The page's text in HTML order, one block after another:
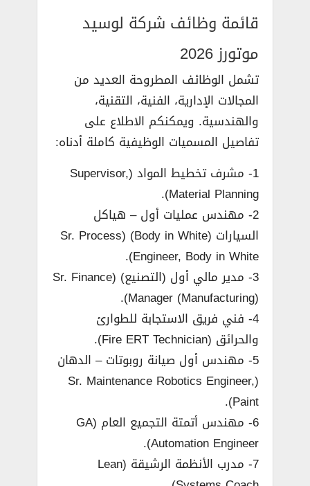
قائمة وظائف شركة لوسيد
موتورز 2026
تشمل الوظائف المطروحة العديد من
المجالات الإدارية، الفنية، التقنية،
والهندسية. ويمكنكم الاطلاع على
تفاصيل المسميات الوظيفية كاملة أدناه:
1- مشرف تخطيط المواد (Supervisor,
Material Planning).
2- مهندس عمليات أول – هياكل
السيارات (Body in White) (Sr. Process
Engineer, Body in White).
3- مدير مالي أول (التصنيع) (Sr. Finance
Manager (Manufacturing)).
4- فني فريق الاستجابة للطوارئ
والحرائق (Fire ERT Technician).
5- مهندس أول صيانة روبوتات – الدهان
(Sr. Maintenance Robotics Engineer,
Paint).
6- مهندس أتمتة التجميع العام (GA
Automation Engineer).
7- مدرب الأنظمة الرشيقة (Lean